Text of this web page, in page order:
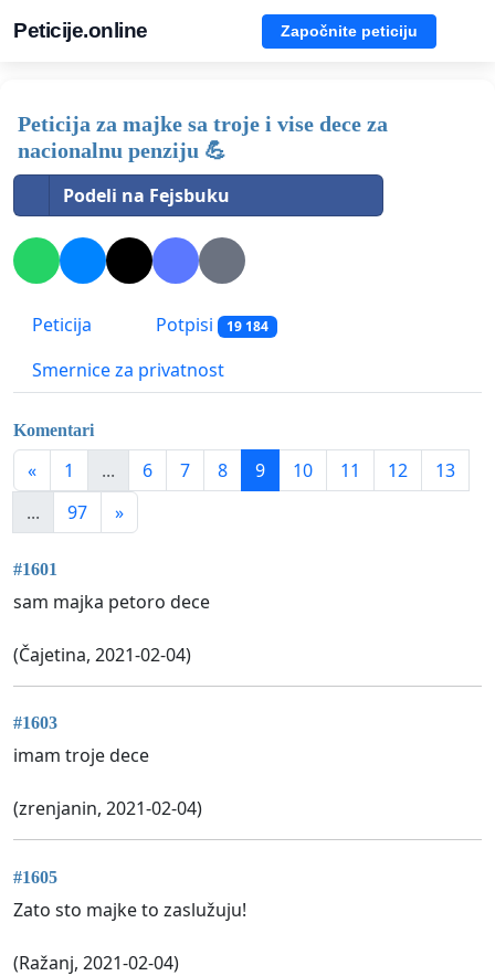
Peticije.online Započnite peticiju
Peticija za majke sa troje i vise dece za
nacionalnu penziju 💪
Podeli na Fejsbuku
Peticija Potpisi 19 184
Smernice za privatnost
Komentari
« 1 ... 6 7 8 9 10 11 12
13
...
97 »
#1601
sam majka petoro dece
(Čajetina, 2021-02-04)
#1603
imam troje dece
(zrenjanin, 2021-02-04)
#1605
Zato sto majke to zaslužuju!
(Ražanj, 2021-02-04)